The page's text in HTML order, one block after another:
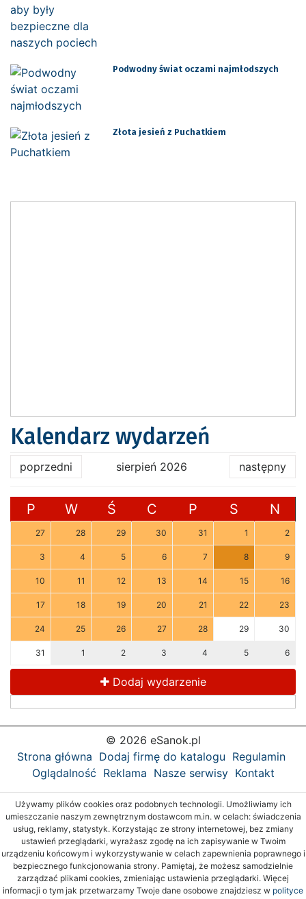
Podwodny świat oczami najmłodszych
Złota jesień z Puchatkiem
Kalendarz wydarzeń
poprzedni sierpień 2026 następny
P W Ś C P S N
27 28 29 30 31 1 2
3 4 5 6 7 8 9
10 11 12 13 14 15 16
17 18 19 20 21 22 23
24 25 26 27 28 29 30
31 1 2 3 4 5 6
Dodaj wydarzenie
© 2026 eSanok.pl
Strona główna Dodaj firmę do katalogu Regulamin
Oglądalność Reklama Nasze serwisy Kontakt
Używamy plików cookies oraz podobnych technologii. Umożliwiamy ich
umieszczanie naszym zewnętrznym dostawcom m.in. w celach: świadczenia
usług, reklamy, statystyk. Korzystając ze strony internetowej, bez zmiany
ustawień przeglądarki, wyrażasz zgodę na ich zapisywanie w Twoim
urządzeniu końcowym i wykorzystywanie w celach zapewnienia poprawnego i
bezpiecznego funkcjonowania strony. Pamiętaj, że możesz samodzielnie
zarządzać plikami cookies, zmieniając ustawienia przeglądarki. Więcej
informacji o tym jak przetwarzamy Twoje dane osobowe znajdziesz w polityce